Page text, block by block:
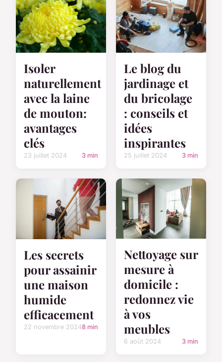
Isoler
naturellement
avec la laine
de mouton:
avantages
clés
23 juillet 2024 3 min
Le blog du
jardinage et
du bricolage
: conseils et
idées
inspirantes
25 juillet 2024 3 min
Les secrets
pour assainir
une maison
humide
efficacement
22 novembre 20248 min
Nettoyage sur
mesure à
domicile :
redonnez vie
à vos
meubles
6 août 2024 3 min